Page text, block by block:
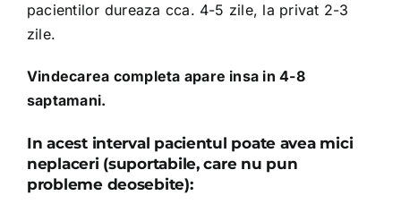
pacientilor dureaza cca. 4-5 zile, la privat 2-3
zile.
Vindecarea completa apare insa in 4-8
saptamani.
In acest interval pacientul poate avea mici
neplaceri (suportabile, care nu pun
probleme deosebite):